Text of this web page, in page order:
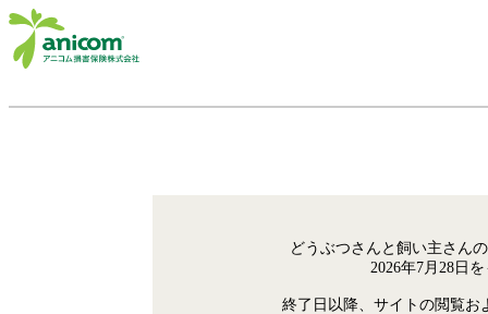
どうぶつさんと飼い主さん
2026年7月28日
終了日以降、サイトの閲覧お